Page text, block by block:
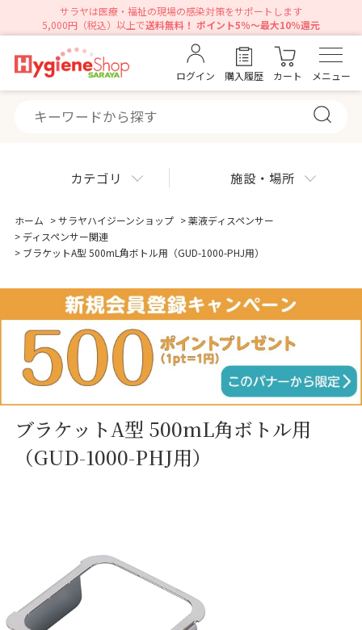
サラヤは医療・福祉の現場の感染対策をサポートします
5,000円（税込）以上で送料無料！ ポイント5％～最大10％還元
ログイン 購入履歴 カート メニュー
カテゴリ 施設・場所
ホーム >サラヤハイジーンショップ >薬液ディスペンサー
> ディスペンサー関連
> ブラケットA型 500mL角ボトル用（GUD-1000-PHJ用）
ブラケットA型 500mL角ボトル用
（GUD-1000-PHJ用）